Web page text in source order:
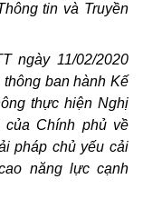
tin và Truyền
ngày 11/02/2020
ban hành Kế
thực hiện Nghị
của Chính phủ về
pháp chủ yếu cải
năng lực cạnh